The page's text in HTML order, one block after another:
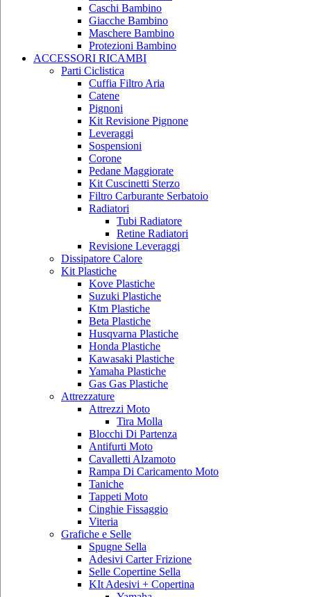
Caschi Bambino
Giacche Bambino
Maschere Bambino
Protezioni Bambino
ACCESSORI RICAMBI
Parti Ciclistica
Cuffia Filtro Aria
Catene
Pignoni
Kit Revisione Pignone
Leveraggi
Sospensioni
Corone
Pedane Maggiorate
Kit Cuscinetti Sterzo
Filtro Carburante Serbatoio
Radiatori
Tubi Radiatore
Retine Radiatori
Revisione Leveraggi
Dissipatore Calore
Kit Plastiche
Kove Plastiche
Suzuki Plastiche
Ktm Plastiche
Beta Plastiche
Husqvarna Plastiche
Honda Plastiche
Kawasaki Plastiche
Yamaha Plastiche
Gas Gas Plastiche
Attrezzature
Attrezzi Moto
Tira Molla
Blocchi Di Partenza
Antifurti Moto
Cavalletti Alzamoto
Rampa Di Caricamento Moto
Taniche
Tappeti Moto
Cinghie Fissaggio
Viteria
Grafiche e Selle
Spugne Sella
Adesivi Carter Frizione
Selle Copertine Sella
KIt Adesivi + Copertina